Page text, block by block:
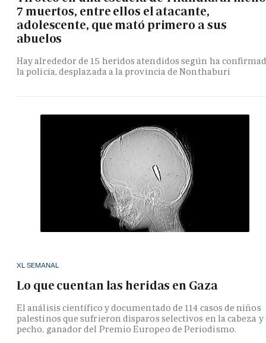
7 muertos, entre ellos el atacante,
adolescente, que mató primero a sus
abuelos
Hay alrededor de 15 heridos atendidos según ha
la policía, desplazada a la provincia de Nonthaburi
XL SEMANAL
Lo que cuentan las heridas en Gaza
El análisis científico y documentado de 114 casos de niños
palestinos que sufrieron disparos selectivos en la cabeza y
pecho, ganador del Premio Europeo de Periodismo.